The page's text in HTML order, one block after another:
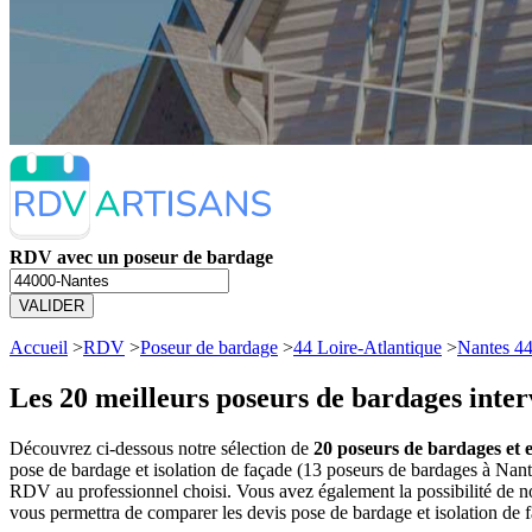
RDV avec un poseur de bardage
VALIDER
Accueil >RDV >Poseur de bardage >44 Loire-Atlantique >Nantes
Les 20 meilleurs poseurs de bardages
Découvrez ci-dessous notre sélection de 20 poseurs de bardages et
pose de bardage et isolation de façade (13 poseurs de bardages à
RDV au professionnel choisi. Vous avez également la possibilité de
vous permettra de comparer les devis pose de bardage et isolation de